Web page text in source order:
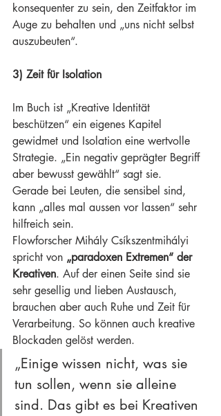
konsequenter zu sein, den Zeitfaktor im
Auge zu behalten und „uns nicht selbst
auszubeuten“.
3) Zeit für Isolation
Im Buch ist „Kreative Identität
beschützen“ ein eigenes Kapitel
gewidmet und Isolation eine wertvolle
Strategie. „Ein negativ geprägter Begriff
aber bewusst gewählt“ sagt sie.
Gerade bei Leuten, die sensibel sind,
kann „alles mal aussen vor lassen“ sehr
hilfreich sein.
Flowforscher Mihály Csíkszentmihályi
spricht von „paradoxen Extremen“ der
Kreativen. Auf der einen Seite sind sie
sehr gesellig und lieben Austausch,
brauchen aber auch Ruhe und Zeit für
Verarbeitung. So können auch kreative
Blockaden gelöst werden.
„Einige wissen nicht, was sie
tun sollen, wenn sie alleine
sind. Das gibt es bei Kreativen